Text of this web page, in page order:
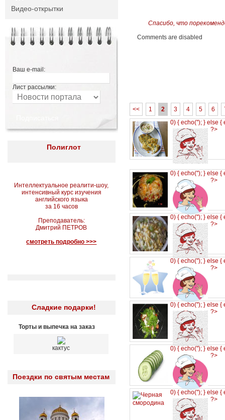
Видео-открытки
Ваш e-mail:
Лист рассылки:
Полиглот
Интеллектуальное реалити-шоу,
интенсивный курс изучения
английского языка
за 16 часов
Преподаватель:
Дмитрий ПЕТРОВ
смотреть подробно >>>
Сладкие подарки!
Торты и выпечка на заказ
кактус
Поездки по святым местам
Спасибо, что
Comments are disabled
<< 1 2 3 4 5 6
0) { echo(''); } else {
?>
0) { echo(''); } else {
?>
0) { echo(''); } else {
?>
0) { echo(''); } else {
?>
0) { echo(''); } else {
?>
0) { echo(''); } else {
?>
0) { echo(''); } else {
?>